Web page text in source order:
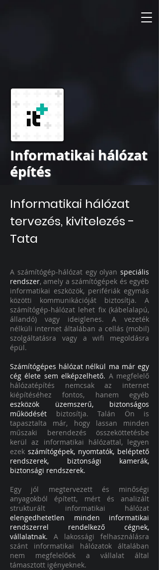
Informatikai hálózat
építés
Informatikai hálózat
tervezés, kivitelezés -
Tata
A számítógép-hálózat egy olyan speciális
rendszer, amely a számítógépek és egyéb
informatikai eszközök, perifériák egymás
közötti kommunikációját biztosítja. A
számítógép-hálózat lehet fix (kábelalapú,
állandó) vagy ideiglenes. A vezeték
nélküli internet általában a cellás (mobil)
szolgáltatásra vagy a wifi megoldásra
épül.
Számítógépes hálózat nélkül ma már egy
cég élete sem elképzelhető. A megfelelő
hálózatépítés nemcsak az internet
kiépítéséhez fontos, hanem egyéb
eszközök üzemszerű, biztonságos
működését biztosítja. Talán Ön is
tapasztalta már, hogy lassan minden
műszaki berendezés összeköttetésbe
kerül az informatikai hálózattal, legyen
ezek számítógépek, nyomtatók, beléptető
rendszerek, biztonsági kamerák,
biztonsági rendszerek.
Egy jól megtervezett és minőségi
anyagokból épített, mért és analizált
strukturált informatikai hálózat
elengedhetetlen minden informatikai
rendszerrel rendelkező cégnek,
vállalatnak. A lakossági felhasználásra
szánt informatikai hálózatok általában
nem megfelelőek a vállalat által
támasztott igényeknek.